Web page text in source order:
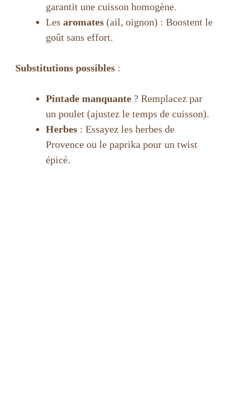
e
garantit une cuisson homogène.
Les aromates (ail, oignon) : Boostent le
goût sans effort.
Substitutions possibles :
Pintade manquante ? Remplacez par
un poulet (ajustez le temps de cuisson).
Herbes : Essayez les herbes de
Provence ou le paprika pour un twist
épicé.